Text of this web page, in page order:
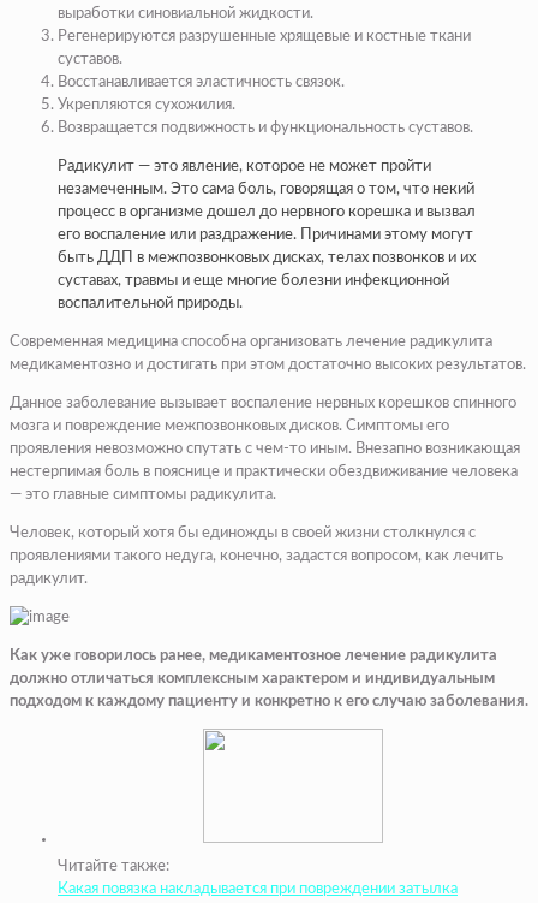
выработки синовиальной жидкости.
Регенерируются разрушенные хрящевые и костные ткани
суставов.
Восстанавливается эластичность связок.
Укрепляются сухожилия.
Возвращается подвижность и функциональность суставов.
Радикулит — это явление, которое не может пройти
незамеченным. Это сама боль, говорящая о том, что некий
процесс в организме дошел до нервного корешка и вызвал
его воспаление или раздражение. Причинами этому могут
быть ДДП в межпозвонковых дисках, телах позвонков и их
суставах, травмы и еще многие болезни инфекционной
воспалительной природы.
Современная медицина способна организовать лечение радикулита
медикаментозно и достигать при этом достаточно высоких результатов.
Данное заболевание вызывает воспаление нервных корешков спинного
мозга и повреждение межпозвонковых дисков. Симптомы его
проявления невозможно спутать с чем-то иным. Внезапно возникающая
нестерпимая боль в пояснице и практически обездвиживание человека
— это главные симптомы радикулита.
Человек, который хотя бы единожды в своей жизни столкнулся с
проявлениями такого недуга, конечно, задастся вопросом, как лечить
радикулит.
Как уже говорилось ранее, медикаментозное лечение радикулита
должно отличаться комплексным характером и индивидуальным
подходом к каждому пациенту и конкретно к его случаю заболевания.
Читайте также:
Какая повязка накладывается при повреждении затылка